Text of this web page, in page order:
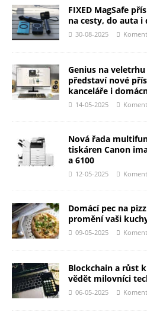
FIXED MagSafe
na cesty, do auta i
30-08-2025
Genius na veletrhu
představí nové
kanceláře i
14-05-2025
Nová řada
tiskáren Canon
a 6100
12-05-2025
Domácí pec na
promění vaši
09-05-2025
Blockchain a růst
vědět milovníci
06-05-2025